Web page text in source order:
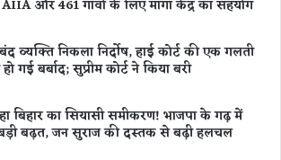
AIIA और 461 गांवों के लिए मांगा केंद्र का सहयोग
व्यक्ति निकला निर्दोष, हाई कोर्ट की एक गलती
गई बर्बाद; सुप्रीम कोर्ट ने किया बरी
बिहार का सियासी समीकरण! भाजपा के गढ़ में
बड़ी बढ़त, जन सुराज की दस्तक से बढ़ी हलचल